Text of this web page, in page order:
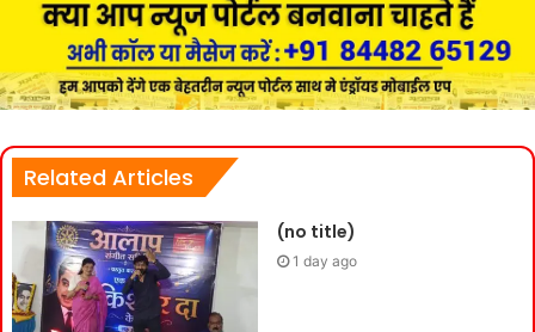
Related Articles
(no title)
1 day ago